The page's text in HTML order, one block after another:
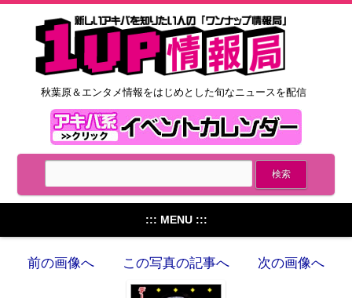
秋葉原＆エンタメ情報をはじめとした旬なニュースを配信
::: MENU :::
前の画像へ この写真の記事へ 次の画像へ